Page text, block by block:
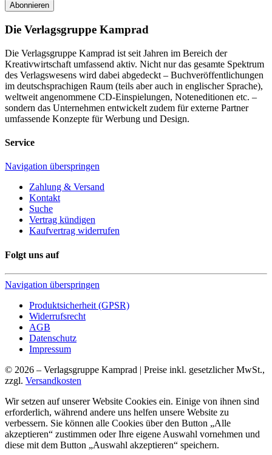
Abonnieren
Die Verlagsgruppe Kamprad
Die Verlagsgruppe Kamprad ist seit Jahren im Bereich der
Kreativwirtschaft umfassend aktiv. Nicht nur das gesamte Spektrum
des Verlagswesens wird dabei abgedeckt – Buchveröffentlichungen
im deutschsprachigen Raum (teils aber auch in englischer Sprache),
weltweit angenommene CD-Einspielungen, Noteneditionen etc. –
sondern das Unternehmen entwickelt zudem für externe Partner
umfassende Konzepte für Werbung und Design.
Service
Navigation überspringen
Zahlung & Versand
Kontakt
Suche
Vertrag kündigen
Kaufvertrag widerrufen
Folgt uns auf
Navigation überspringen
Produktsicherheit (GPSR)
Widerrufsrecht
AGB
Datenschutz
Impressum
© 2026 – Verlagsgruppe Kamprad | Preise inkl. gesetzlicher MwSt.,
zzgl. Versandkosten
Wir setzen auf unserer Website Cookies ein. Einige von ihnen sind
erforderlich, während andere uns helfen unsere Website zu
verbessern. Sie können alle Cookies über den Button „Alle
akzeptieren“ zustimmen oder Ihre eigene Auswahl vornehmen und
diese mit dem Button „Auswahl akzeptieren“ speichern.